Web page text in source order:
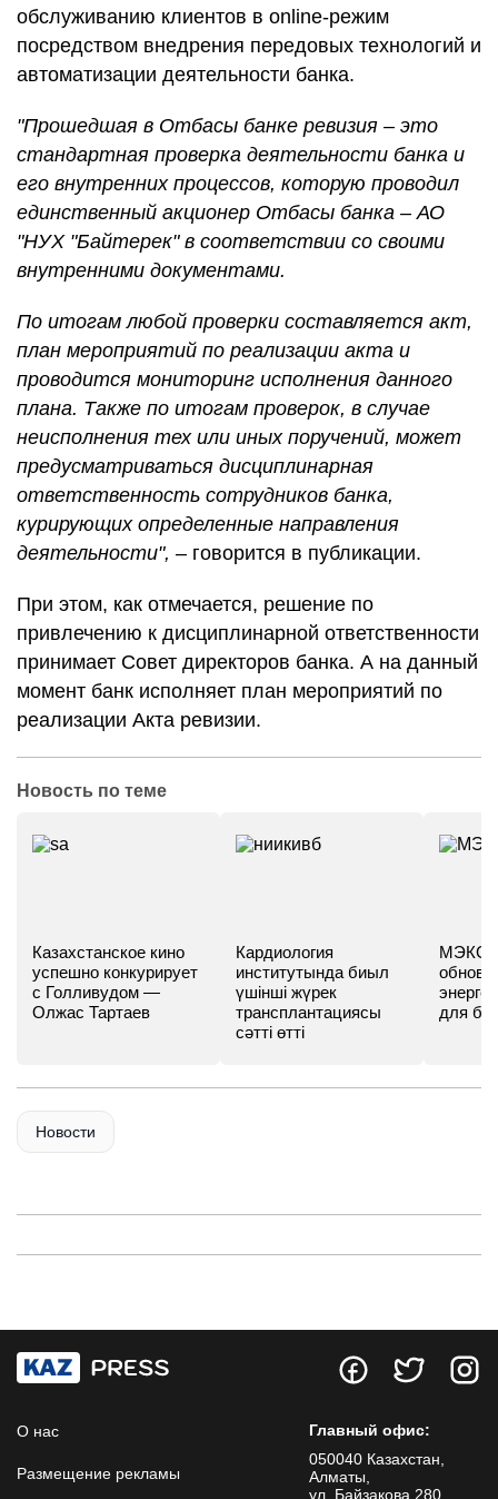
обслуживанию клиентов в online-режим
посредством внедрения передовых технологий и
автоматизации деятельности банка.
"Прошедшая в Отбасы банке ревизия – это
стандартная проверка деятельности банка и
его внутренних процессов, которую проводил
единственный акционер Отбасы банка – АО
"НУХ "Байтерек" в соответствии со своими
внутренними документами.
По итогам любой проверки составляется акт,
план мероприятий по реализации акта и
проводится мониторинг исполнения данного
плана. Также по итогам проверок, в случае
неисполнения тех или иных поручений, может
предусматриваться дисциплинарная
ответственность сотрудников банка,
курирующих определенные направления
деятельности", – говорится в публикации.
При этом, как отмечается, решение по
привлечению к дисциплинарной ответственности
принимает Совет директоров банка. А на данный
момент банк исполняет план мероприятий по
реализации Акта ревизии.
Новость по теме
Казахстанское кино
успешно конкурирует
с Голливудом —
Олжас Тартаев
Кардиология
институтында биыл
үшінші жүрек
трансплантациясы
сәтті өтті
МЭКС -
для
Новости
О нас
Размещение рекламы
Главный офис:
050040 Казахстан,
Алматы,
ул. Байзакова 280